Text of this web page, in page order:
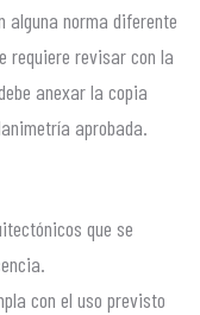
norma diferente
requiere revisar con la
anexar la copia
aprobada.
que se
con el uso previsto